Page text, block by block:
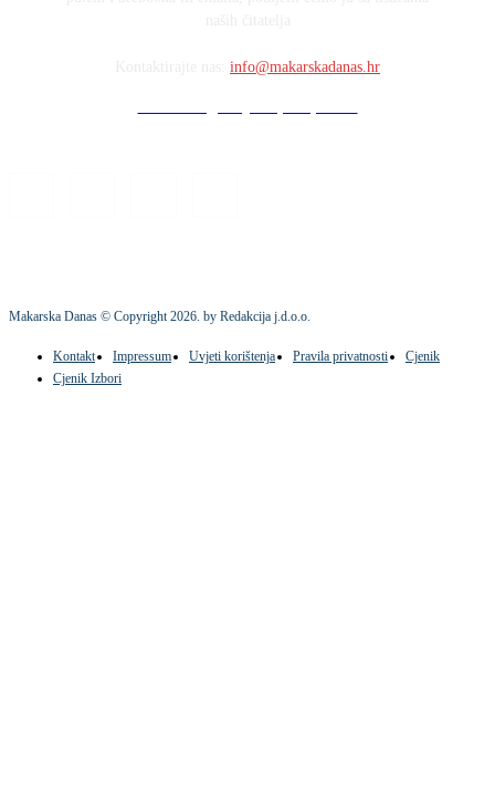
info@makarskadanas.hr
Makarska Danas © Copyright2026. by Redakcija j.d.o.o.
Kontakt Impressum Uvjeti korištenja Pravila privatnosti
Cjenik
Cjenik Izbori